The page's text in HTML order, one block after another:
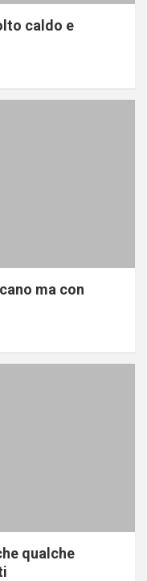
caldo e
ma con
qualche